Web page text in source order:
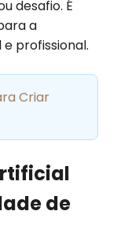
desafio. É
a
profissional.
Criar
de